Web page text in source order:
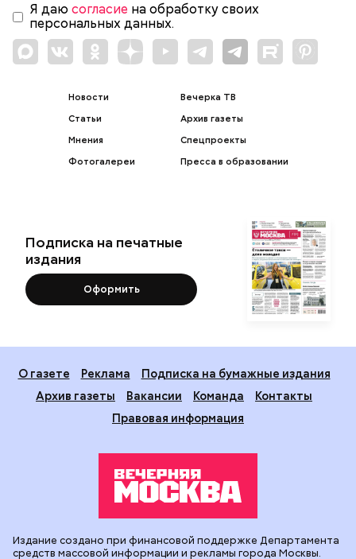
Я даю согласие на обработку своих
персональных данных.
Новости
Статьи
Мнения
Фотогалереи
Вечерка ТВ
Архив газеты
Спецпроекты
Пресса в образовании
Подписка на печатные
издания
Оформить
О газете Реклама
Подписка на бумажные издания
Архив газеты
Вакансии Команда
Контакты
Правовая информация
Издание создано при финансовой поддержке Департамента
средств массовой информации и рекламы города Москвы.